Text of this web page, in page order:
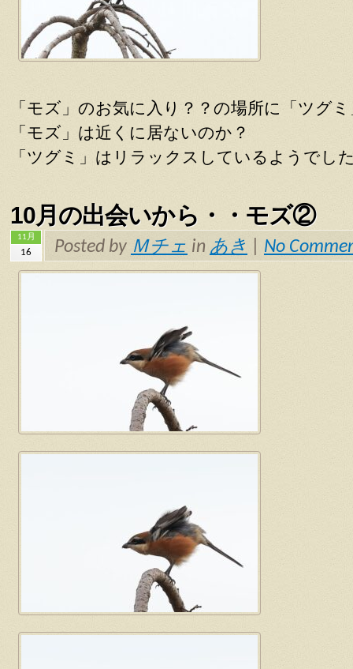
「モズ」のお気に入り？？の場所に「ツグ
「モズ」は近くに居ないのか？
「ツグミ」はリラックスしているようでし
10月の出会いから・・モズ②
11月
16 Posted by Ｍチェ in あき No